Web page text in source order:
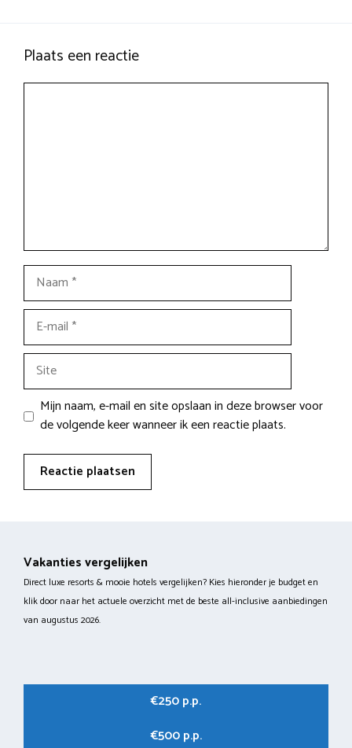
Plaats een reactie
Naam
mail
Site
Mijn naam, e-mail en site opslaan in deze browser voor
de volgende keer wanneer ik een reactie plaats.
Vakanties vergelijken
Direct luxe resorts & mooie hotels vergelijken? Kies hieronder je budget en
klik door naar het actuele overzicht met de beste all-inclusive aanbiedingen
van augustus 2026.
€250 p.p.
€500 p.p.